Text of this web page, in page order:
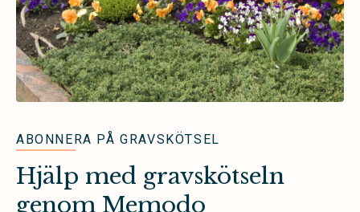
ABONNERA PÅ GRAVSKÖTSEL
Hjälp med gravskötseln
genom Memodo